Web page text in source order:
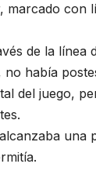
con
de la
había
del juego,
una